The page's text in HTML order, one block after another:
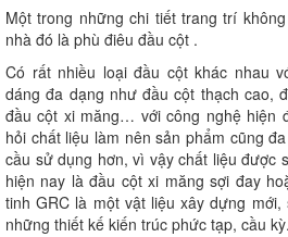
Một trong những chi tiết trang trí
nhà đó là phù điêu đầu cột .
Có rất nhiều loại đầu cột khác nhau
dáng đa dạng như đầu cột thạch cao,
đầu cột xi măng… với công nghệ hiện
hỏi chất liệu làm nên sản phẩm cũng
cầu sử dụng hơn, vì vậy chất liệu được
hiện nay là đầu cột xi măng sợi đay
tinh GRC là một vật liệu xây dựng
những thiết kế kiến trúc phức tạp, cầu kỳ.